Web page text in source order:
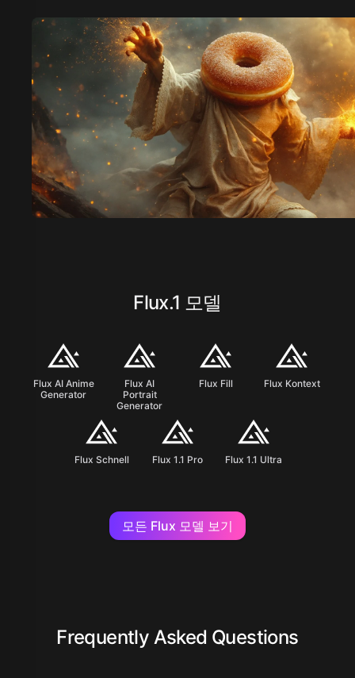
Flux.1 모델
Flux AI Anime
Generator
Flux AI
Portrait
Generator
Flux Fill Flux Kontext
Flux Schnell Flux 1.1 Pro Flux 1.1 Ultra
모든 Flux 모델 보기
Frequently Asked Questions